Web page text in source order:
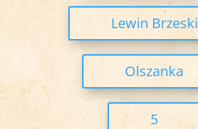
Lewin Brzeski
Olszanka
5